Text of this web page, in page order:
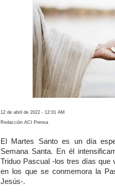
12 de abril de 2022 - 12:01 AM
Redacción ACI Prensa
El Martes Santo es un día
Semana Santa. En él
Triduo Pascual -los tres días que
en los que se conmemora la
Jesús-.